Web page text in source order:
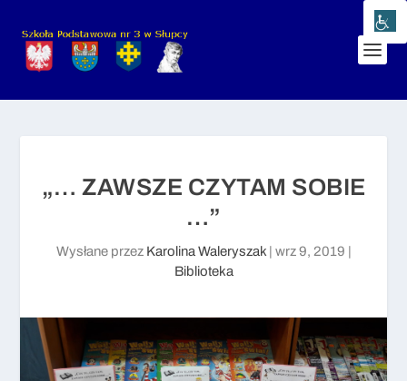
„… ZAWSZE CZYTAM SOBIE
…”
Wysłane przez Karolina Waleryszak| wrz 9, 2019
Biblioteka